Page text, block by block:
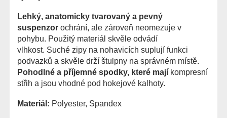
Lehký, anatomicky tvarovaný a pevný
suspenzor ochrání, ale zároveň neomezuje v
pohybu. Použitý materiál skvěle odvádí
vlhkost. Suché zipy na nohavicích suplují funkci
podvazků a skvěle drží štulpny na správném místě.
Pohodlné a příjemné spodky, které mají kompresní
střih a jsou vhodné pod hokejové kalhoty.
Materiál: Polyester, Spandex